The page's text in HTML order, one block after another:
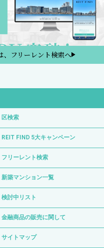
、フリーレント検索へ
区検索
REIT FIND 5大キャンペーン
フリーレント検索
新築マンション一覧
検討中リスト
金融商品の販売に関して
サイトマップ